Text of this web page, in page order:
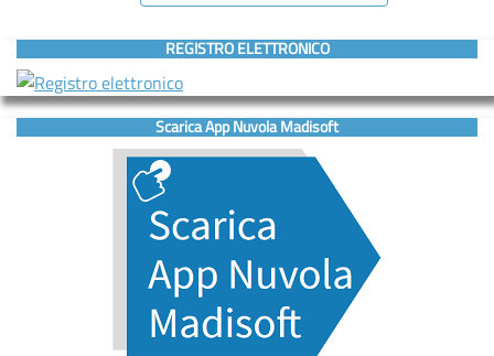
REGISTRO ELETTRONICO
Scarica App Nuvola Madisoft